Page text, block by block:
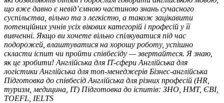
що вже давно є невід’ємною частиною знань сучасного
суспільства, вільно та з легкістю, а також зацікавити
потенційних учнів усіх вікових категорій і професій у її
вивченні. Якщо ви хочете вільно спілкуватися під час
подорожей, влаштуватися на хорошу роботу, успішно
скласти іспит чи пройти співбесіду — звертайтеся. Я знаю,
як це зробити! Англійська для IT-сфери Англійська для
логістики Англійська для топ-менеджерів Бізнес-англійська
Підготовка до співбесід Англійська для різних професій (HR,
туризм, медицина, IT) Підготовка до іспитів: ЗНО, НМТ, ЄВІ,
TOEFL, IELTS